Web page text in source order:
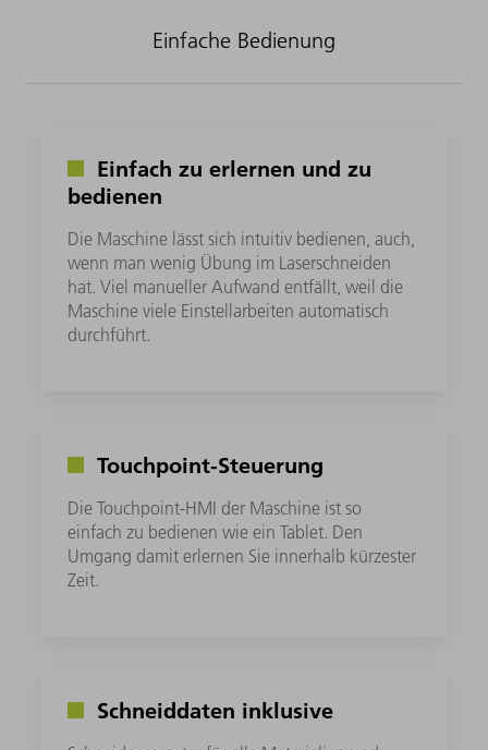
Einfache Bedienung
Einfach zu erlernen und zu
bedienen
Die Maschine lässt sich intuitiv bedienen, auch,
wenn man wenig Übung im Laserschneiden
hat. Viel manueller Aufwand entfällt, weil die
Maschine viele Einstellarbeiten automatisch
durchführt.
Touchpoint-Steuerung
Die Touchpoint-HMI der Maschine ist so
einfach zu bedienen wie ein Tablet. Den
Umgang damit erlernen Sie innerhalb kürzester
Zeit.
Schneiddaten inklusive